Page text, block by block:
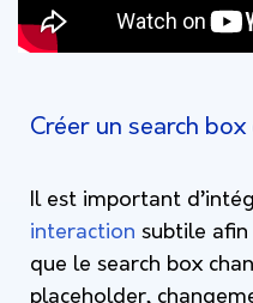
Créer un search
Il est important
interaction subtile
que le search box
placeholder,